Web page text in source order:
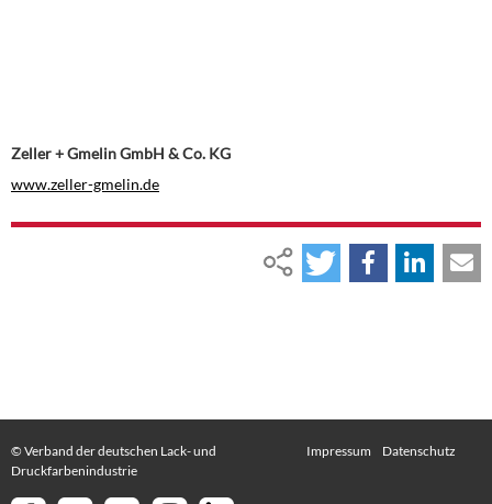
Zeller + Gmelin GmbH & Co. KG
www.zeller-gmelin.de
© Verband der deutschen Lack- und
Druckfarbenindustrie
Impressum Datenschutz